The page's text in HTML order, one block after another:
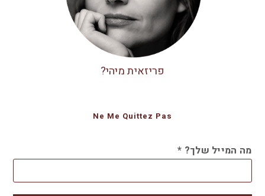
פריזאית מיהי?
Ne Me Quittez Pas
מה המייל שלך? *